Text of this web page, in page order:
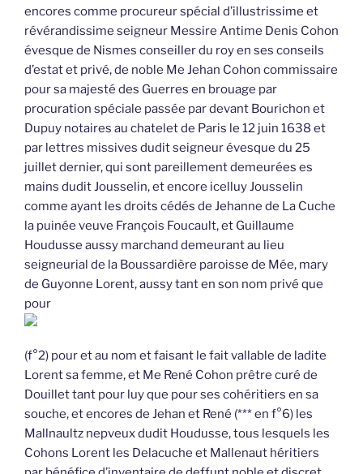
encores comme procureur spécial d’illustrissime et
révérandissime seigneur Messire Antime Denis Cohon
évesque de Nismes conseiller du roy en ses conseils
d’estat et privé, de noble Me Jehan Cohon commissaire
pour sa majesté des Guerres en brouage par
procuration spéciale passée par devant Bourichon et
Dupuy notaires au chatelet de Paris le 12 juin 1638 et
par lettres missives dudit seigneur évesque du 25
juillet dernier, qui sont pareillement demeurées es
mains dudit Jousselin, et encore icelluy Jousselin
comme ayant les droits cédés de Jehanne de La Cuche
la puinée veuve François Foucault, et Guillaume
Houdusse aussy marchand demeurant au lieu
seigneurial de la Boussardière paroisse de Mée, mary
de Guyonne Lorent, aussy tant en son nom privé que
pour
(f°2) pour et au nom et faisant le fait vallable de ladite
Lorent sa femme, et Me René Cohon prêtre curé de
Douillet tant pour luy que pour ses cohéritiers en sa
souche, et encores de Jehan et René (*** en f°6) les
Mallnaultz nepveux dudit Houdusse, tous lesquels les
Cohons Lorent les Delacuche et Mallenaut héritiers